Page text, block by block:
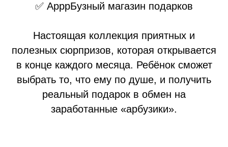
✅ АрррБузный магазин подарков
Настоящая коллекция приятных и
полезных сюрпризов, которая открывается
в конце каждого месяца. Ребёнок сможет
выбрать то, что ему по душе, и получить
реальный подарок в обмен на
заработанные «арбузики».